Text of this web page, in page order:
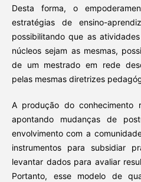
Desta forma, o
estratégias de ensino-
possibilitando que as
núcleos sejam as mesmas,
de um mestrado em rede
pelas mesmas diretrizes
A produção do conhecimento
apontando mudanças de
envolvimento com a
instrumentos para subsidiar
levantar dados para avaliar
Portanto, esse modelo de